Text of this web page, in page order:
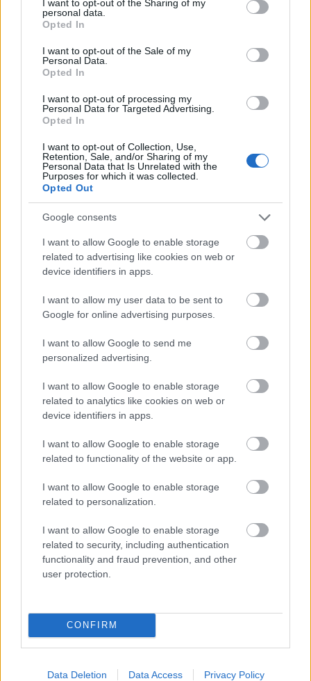
not limited to your visit or usage behaviour. You may click to
grant or deny consent to Google and its third-party tags to
use your data for below specified purposes in below Google
consent section.
I want to opt-out of the Sharing of my
personal data.
Opted In
I want to opt-out of the Sale of my
Personal Data.
Opted In
I want to opt-out of processing my
Personal Data for Targeted Advertising.
Opted In
I want to opt-out of Collection, Use,
Retention, Sale, and/or Sharing of my
Personal Data that Is Unrelated with the
Purposes for which it was collected.
Opted Out
Google consents
I want to allow Google to enable storage
related to advertising like cookies on web or
device identifiers in apps.
I want to allow my user data to be sent to
Google for online advertising purposes.
I want to allow Google to send me
personalized advertising.
I want to allow Google to enable storage
related to analytics like cookies on web or
device identifiers in apps.
I want to allow Google to enable storage
related to functionality of the website or app.
I want to allow Google to enable storage
related to personalization.
I want to allow Google to enable storage
related to security, including authentication
functionality and fraud prevention, and other
user protection.
CONFIRM
Data Deletion Data Access Privacy Policy
műemlékfelújítás műemlék restaurálás
Történelmi táj, amelynek minden köve mesél –
megújul a tatai Angolkert
A projekt részeként megújulnak a területen található
műemlékek, köztük a különleges Műromok, valamint a közeli
Várkanyarban álló Nepomuki Szent János híd és szobor is.
M1 bővítés: már zajlik a teljesen új
Bicske Kelet csomópont építése
Új gyalogosátkelők és jelzőlámpás
csomópont épül Angyalföldön
Másfélszeresére bővítik
Hódmezővásárhely jó hírű református
Látványos építési szakasz indult be a
Flórián téri felüljárón
HÍRLEVÉL